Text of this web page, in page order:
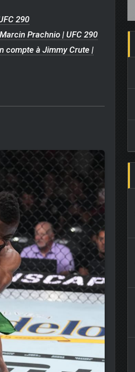
290
Prachnio | UFC 290
compte à Jimmy Crute |